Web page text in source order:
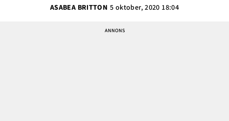
ASABEA BRITTON 5 oktober, 2020 18:04